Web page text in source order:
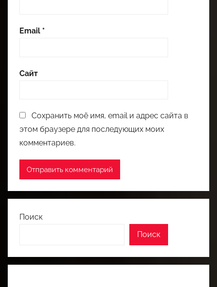
Email *
Сайт
Сохранить моё имя, email и адрес сайта в
этом браузере для последующих моих
комментариев.
Поиск
Поиск